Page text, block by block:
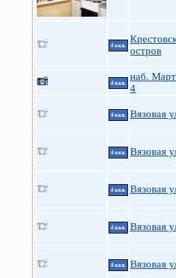
4 ккв.
остров
4 ккв.
наб.
4
4 ккв. Вязовая
4 ккв. Вязовая
4 ккв. Вязовая
4 ккв. Вязовая
4 ккв. Вязовая